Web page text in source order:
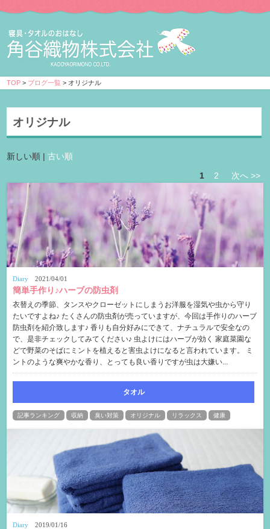
TOP > ブログ一覧 > オリジナル
オリジナル
新しい順 |古い順
1
2 次へ >>
Diary 2021/04/01
簡単手作り♪ハーブの防虫剤
衣替えの季節、タンスやクローゼットにしまうお洋服を湿気や虫から守り
たいですよね♪ たくさんの防虫剤が売っていますが、今回は手作りのハーブ
防虫剤を紹介致します♪ 香りも自分好みにできて、ナチュラルで安全なの
で、是非チェックしてみてください♪ 虫よけにはハーブが効く 家庭菜園な
どで野菜のそばにミントを植えると害虫よけになると言われています。 ミ
ントのような爽やかな香り、とっても良い香りですが虫は大嫌い...
タオル
記事ランキング 収納 臭い対策 オリジナル リラックス 健康
Diary 2019/01/16